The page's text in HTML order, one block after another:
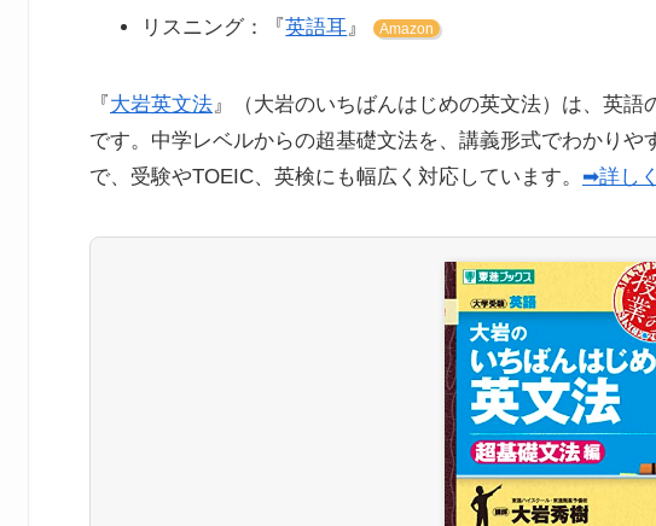
リスニング：『英語耳』 Amazon
『 大岩英文法』（大岩のいちばんはじめの英文法）は、英
です。中学レベルからの超基礎文法を、講義形式でわかり
で、受験やTOEIC、英検にも幅広く対応しています。 ➡詳し